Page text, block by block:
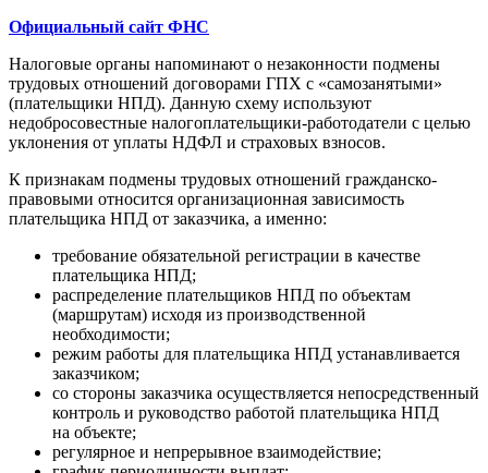
Официальный сайт ФНС
Налоговые органы напоминают о незаконности подмены
трудовых отношений договорами ГПХ с «самозанятыми»
(плательщики НПД). Данную схему используют
недобросовестные налогоплательщики-работодатели с целью
уклонения от уплаты НДФЛ и страховых взносов.
К признакам подмены трудовых отношений гражданско-
правовыми относится организационная зависимость
плательщика НПД от заказчика, а именно:
требование обязательной регистрации в качестве
плательщика НПД;
распределение плательщиков НПД по объектам
(маршрутам) исходя из производственной
необходимости;
режим работы для плательщика НПД устанавливается
заказчиком;
со стороны заказчика осуществляется непосредственный
контроль и руководство работой плательщика НПД
на объекте;
регулярное и непрерывное взаимодействие;